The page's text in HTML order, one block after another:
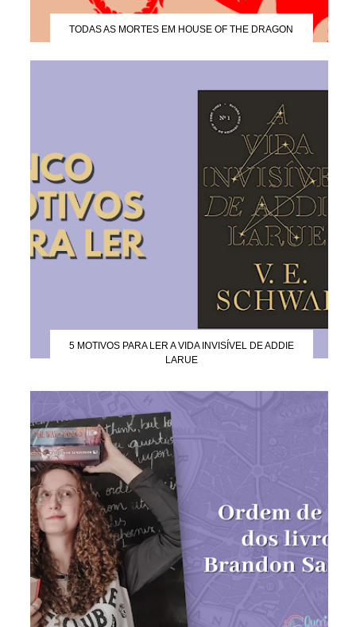
TODAS AS MORTES EM HOUSE OF THE DRAGON
5 MOTIVOS PARA LER A VIDA INVISÍVEL DE ADDIE
LARUE